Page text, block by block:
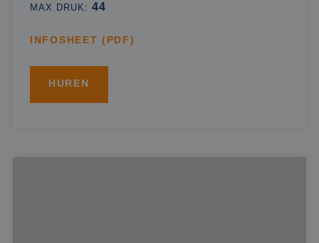
MAX DRUK: 44
INFOSHEET (PDF)
HUREN